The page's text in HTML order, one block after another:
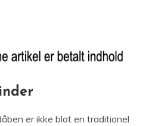
er ikke blot en traditionel